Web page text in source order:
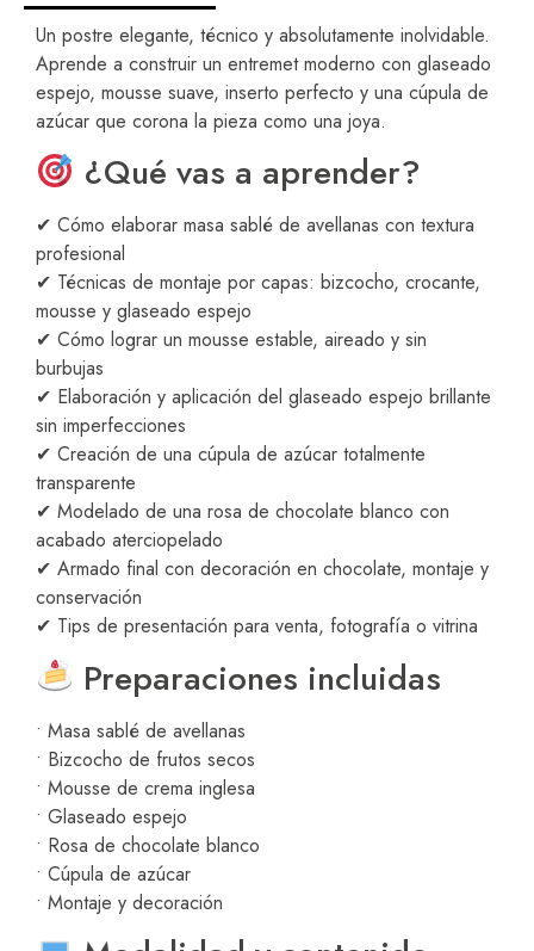
Un postre elegante, técnico y absolutamente inolvidable.
Aprende a construir un entremet moderno con glaseado
espejo, mousse suave, inserto perfecto y una cúpula de
azúcar que corona la pieza como una joya.
¿Qué vas a aprender?
✔ Cómo elaborar masa sablé de avellanas con textura
profesional
✔ Técnicas de montaje por capas: bizcocho, crocante,
mousse y glaseado espejo
✔ Cómo lograr un mousse estable, aireado y sin
burbujas
✔ Elaboración y aplicación del glaseado espejo brillante
sin imperfecciones
✔ Creación de una cúpula de azúcar totalmente
transparente
✔ Modelado de una rosa de chocolate blanco con
acabado aterciopelado
✔ Armado final con decoración en chocolate, montaje y
conservación
✔ Tips de presentación para venta, fotografía o vitrina
Preparaciones incluidas
• Masa sablé de avellanas
• Bizcocho de frutos secos
• Mousse de crema inglesa
• Glaseado espejo
• Rosa de chocolate blanco
• Cúpula de azúcar
• Montaje y decoración